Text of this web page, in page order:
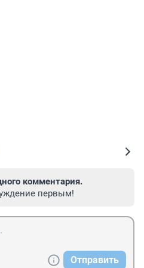
комментария.
первым!
Отправить